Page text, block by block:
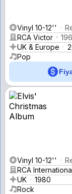
Vinyl 10-12''
RCA Victor
UK & Europe
Pop
Vinyl 10-12''
RCA
UK
1980
Rock